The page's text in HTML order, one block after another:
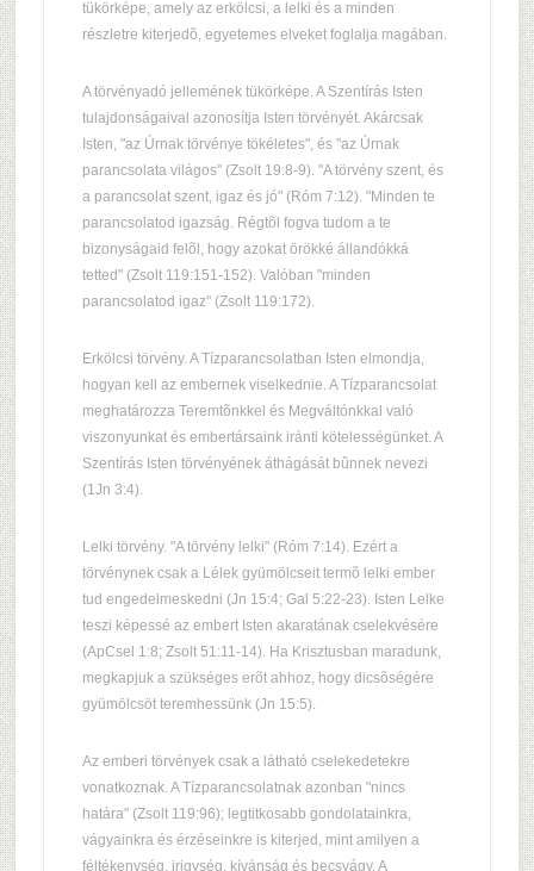
tükörképe, amely az erkölcsi, a lelki és a minden
részletre kiterjedõ, egyetemes elveket foglalja magában.
A törvényadó jellemének tükörképe. A Szentírás Isten
tulajdonságaival azonosítja Isten törvényét. Akárcsak
Isten, "az Úrnak törvénye tökéletes", és "az Úrnak
parancsolata világos" (Zsolt 19:8-9). "A törvény szent, és
a parancsolat szent, igaz és jó" (Róm 7:12). "Minden te
parancsolatod igazság. Régtõl fogva tudom a te
bizonyságaid felõl, hogy azokat örökké állandókká
tetted" (Zsolt 119:151-152). Valóban "minden
parancsolatod igaz" (Zsolt 119:172).
Erkölcsi törvény. A Tízparancsolatban Isten elmondja,
hogyan kell az embernek viselkednie. A Tízparancsolat
meghatározza Teremtõnkkel és Megváltónkkal való
viszonyunkat és embertársaink iránti kötelességünket. A
Szentírás Isten törvényének áthágását bûnnek nevezi
(1Jn 3:4).
Lelki törvény. "A törvény lelki" (Róm 7:14). Ezért a
törvénynek csak a Lélek gyümölcseit termõ lelki ember
tud engedelmeskedni (Jn 15:4; Gal 5:22-23). Isten Lelke
teszi képessé az embert Isten akaratának cselekvésére
(ApCsel 1:8; Zsolt 51:11-14). Ha Krisztusban maradunk,
megkapjuk a szükséges erõt ahhoz, hogy dicsõségére
gyümölcsöt teremhessünk (Jn 15:5).
Az emberi törvények csak a látható cselekedetekre
vonatkoznak. A Tízparancsolatnak azonban "nincs
határa" (Zsolt 119:96); legtitkosabb gondolatainkra,
vágyainkra és érzéseinkre is kiterjed, mint amilyen a
féltékenység, irigység, kívánság és becsvágy. A